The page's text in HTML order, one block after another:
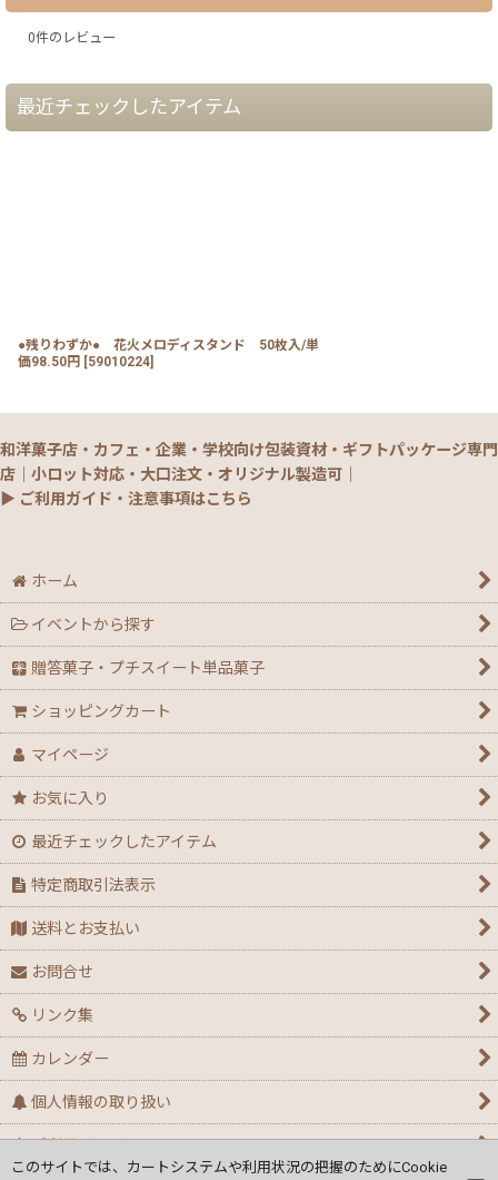
0件のレビュー
最近チェックしたアイテム
●残りわずか● 花火メロディスタンド 50枚入/単
価98.50円 [59010224]
和洋菓子店・カフェ・企業・学校向け包装資材・ギフトパッケージ専門
店｜小ロット対応・大口注文・オリジナル製造可｜
▶ ご利用ガイド・注意事項はこちら
ホーム
イベントから探す
贈答菓子・プチスイート単品菓子
ショッピングカート
マイページ
お気に入り
最近チェックしたアイテム
特定商取引法表示
送料とお支払い
お問合せ
リンク集
カレンダー
個人情報の取り扱い
ご利用ガイド
このサイトでは、カートシステムや利用状況の把握のためにCookie